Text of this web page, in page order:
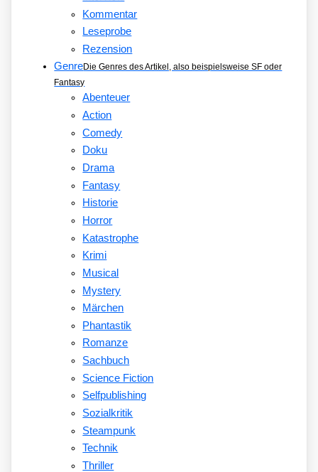
Kommentar
Leseprobe
Rezension
GenreDie Genres des Artikel, also beispielsweise SF oder
Fantasy
Abenteuer
Action
Comedy
Doku
Drama
Fantasy
Historie
Horror
Katastrophe
Krimi
Musical
Mystery
Märchen
Phantastik
Romanze
Sachbuch
Science Fiction
Selfpublishing
Sozialkritik
Steampunk
Technik
Thriller